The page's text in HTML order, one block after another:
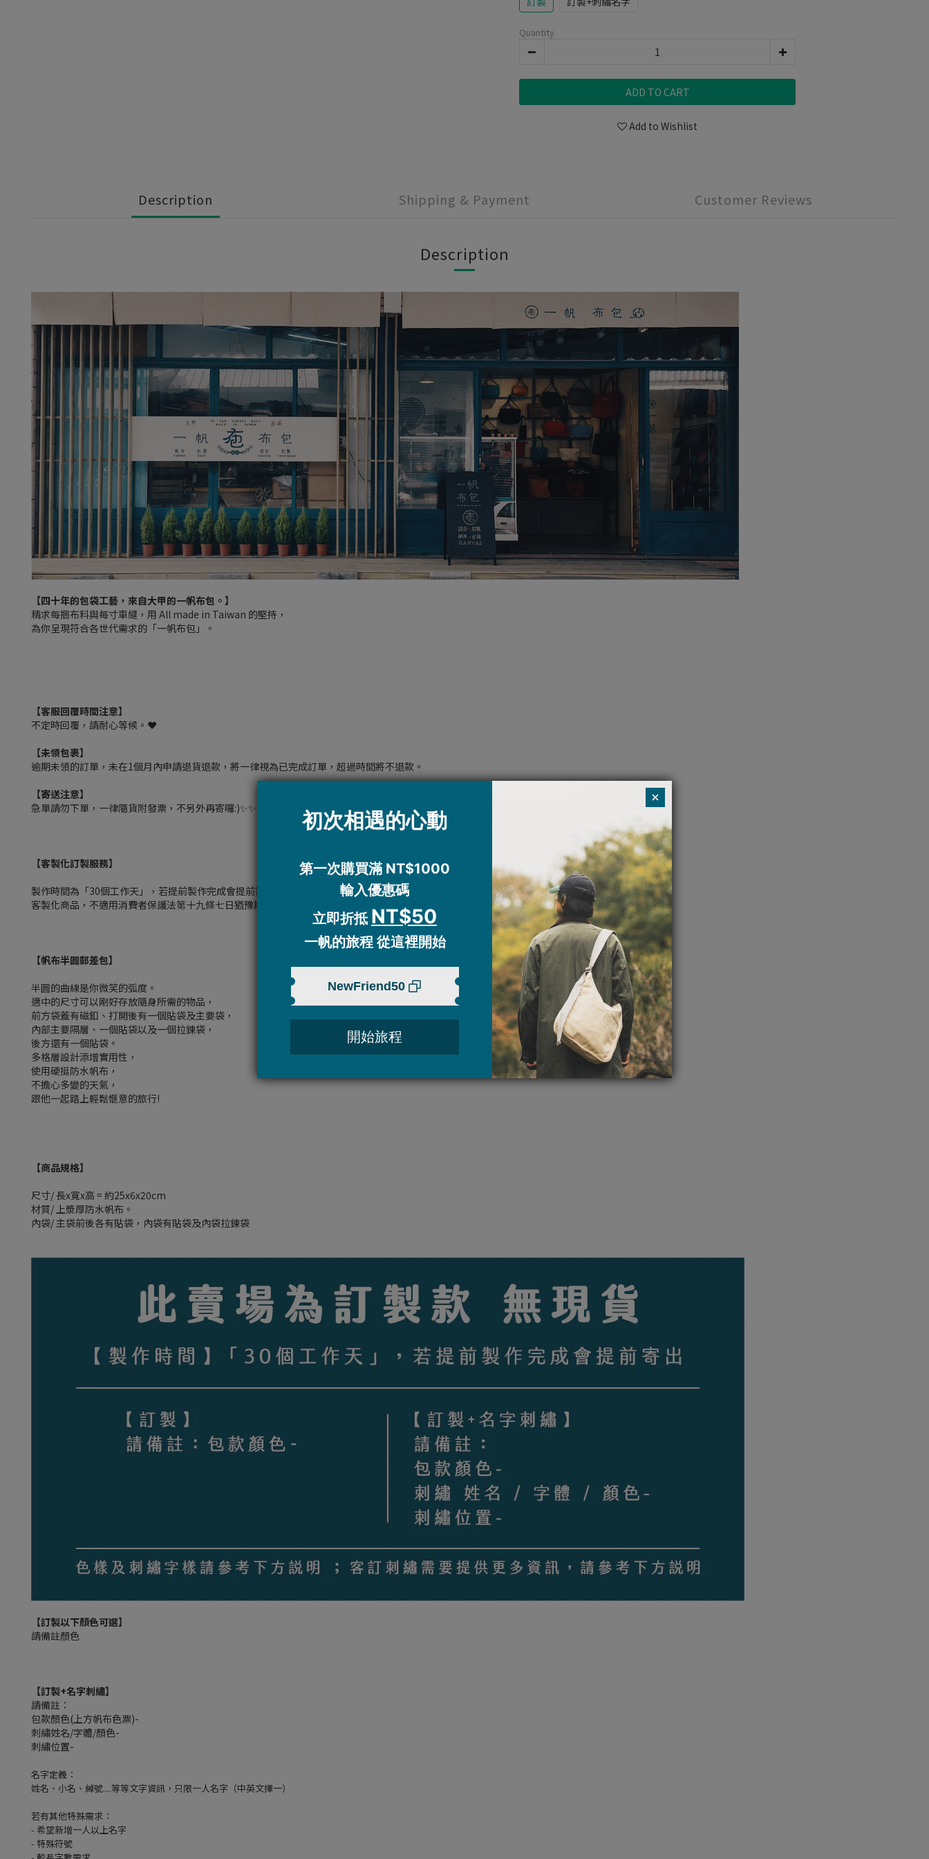
Quantity
ADD TO CART
Add to Wishlist
Description Shipping & Payment Customer Reviews
Description
【四十年的包袋工藝，來自大甲的一帆布包。】
精求每捆布料與每寸車縫，用 All made in Taiwan 的堅持，
為你呈現符合各世代需求的「一帆布包」。
【客服回覆時間注意】
不定時回覆，請耐心等候。❤️
【未領包裹】
逾期未領的訂單，未在1個月內申請退貨退款，將一律視為已完成訂單，超過時間將不退款。
【寄送注意】
急單請勿下單，一律隨貨附發票，不另外再寄囉:)✨✨
【客製化訂製服務】
製作時間為「30個工作天」，若提前製作完成會提前寄出
客製化商品，不適用消費者保護法第十九條七日猶豫期間規定，請確認您的需求後再下單購買。
【帆布半圓郵差包】
半圓的曲線是你微笑的弧度。
適中的尺寸可以剛好存放隨身所需的物品，
前方袋蓋有磁釦、打開後有一個貼袋及主要袋，
內部主要隔層、一個貼袋以及一個拉鍊袋，
後方還有一個貼袋。
多格層設計添增實用性，
使用硬挺防水帆布，
不擔心多變的天氣，
跟他一起踏上輕鬆愜意的旅行!
【商品規格】
尺寸/ 長x寬x高 = 約25x6x20cm
材質/ 上漿厚防水帆布。
內袋/ 主袋前後各有貼袋，內袋有貼袋及內袋拉鍊袋
【訂製以下顏色可選】
請備註顏色
【訂製+名字刺繡】
請備註：
包款顏色(上方帆布色票)-
刺繡姓名/字體/顏色-
刺繡位置-
名字定義：
姓名、小名、綽號....等等文字資訊，只限一人名字（中英文擇一）
若有其他特殊需求：
- 希望新增一人以上名字
- 特殊符號